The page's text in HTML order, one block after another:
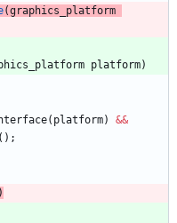
(graphics_platform
platform)
( platform) &&
( ) ;
)